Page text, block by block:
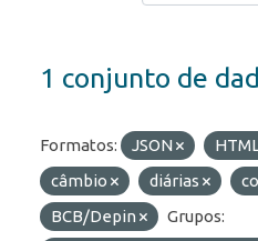
1 conjunto de
Formatos: JSON
câmbio
diárias
BCB/Depin
Grupos: